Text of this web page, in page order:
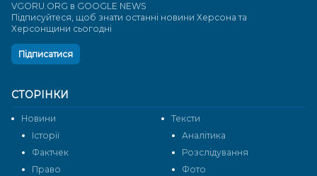
СТОРІНКИ
Новини
Тексти
Історії
Аналітика
Фактчек
Розслідування
Право
Фото
VGORU.ORG в GOOGLE NEWS
Підписуйтеся, щоб знати останні новини Херсона та
Херсонщини сьогодні
Підписатися